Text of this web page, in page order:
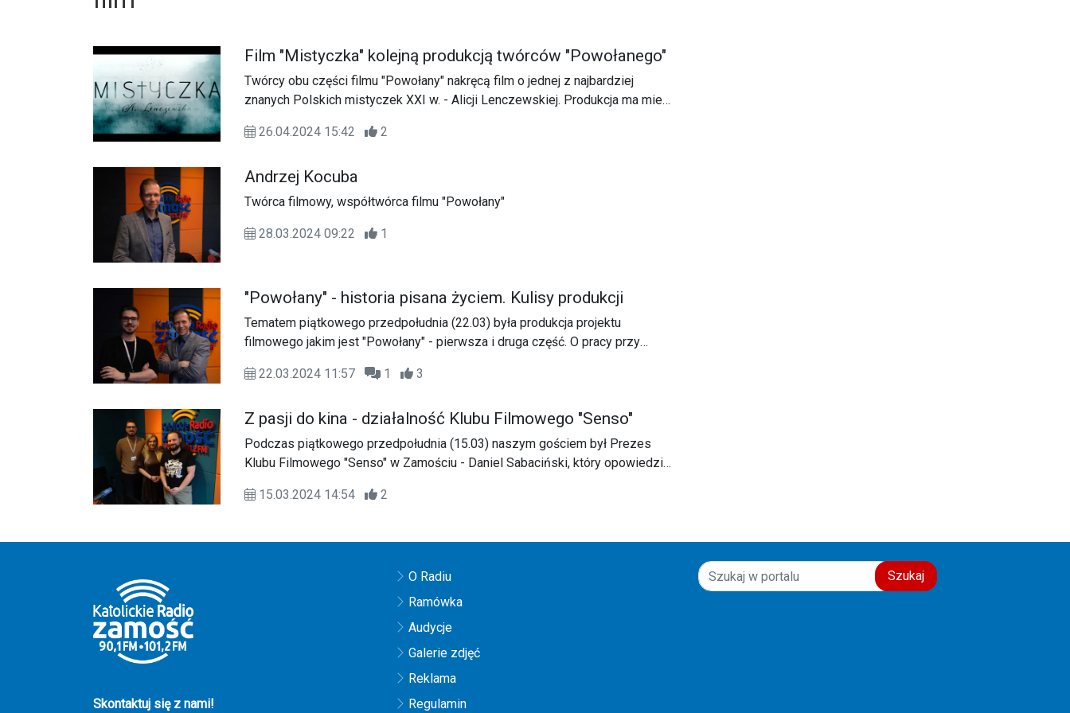
Film "Mistyczka" kolejną produkcją twórców "Powołanego"
Twórcy obu części filmu "Powołany" nakręcą film o jednej z najbardziej
znanych Polskich mistyczek XXI w. - Alicji Lenczewskiej. Produkcja ma mieć
na mistyce życia duchowego.
26.04.2024 15:42 2
Andrzej Kocuba
Twórca filmowy, współtwórca filmu "Powołany"
28.03.2024 09:22 1
"Powołany" - historia pisana życiem. Kulisy produkcji
Tematem piątkowego przedpołudnia (22.03) była produkcja projektu
filmowego jakim jest "Powołany" - pierwsza i druga część. O pracy przy
operator kamery - Andrzej Kocuba.
22.03.2024 11:57 1 3
Z pasji do kina - działalność Klubu Filmowego "Senso"
Podczas piątkowego przedpołudnia (15.03) naszym gościem był Prezes
Klubu Filmowego "Senso" w Zamościu - Daniel Sabaciński, który opowiedział
15.03.2024 14:54
2
Skontaktuj się z nami!
O Radiu
Ramówka
Audycje
Galerie zdjęć
Reklama
Regulamin
Szukaj